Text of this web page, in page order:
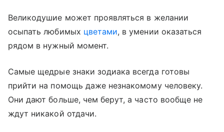
Великодушие может проявляться в желании
осыпать любимых цветами, в умении оказаться
рядом в нужный момент.
Самые щедрые знаки зодиака всегда готовы
прийти на помощь даже незнакомому человеку.
Они дают больше, чем берут, а часто вообще не
ждут никакой отдачи.